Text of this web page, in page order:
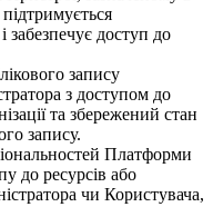
забезпечує доступ до
запису
з доступом до
та збережений стан
запису.
Платформи
до ресурсів або
чи Користувача,